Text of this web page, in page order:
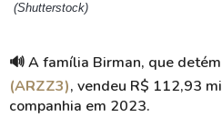
(Shutterstock)
🔊 A família Birman, que
(ARZZ3), vendeu R$ 112,93
companhia em 2023.